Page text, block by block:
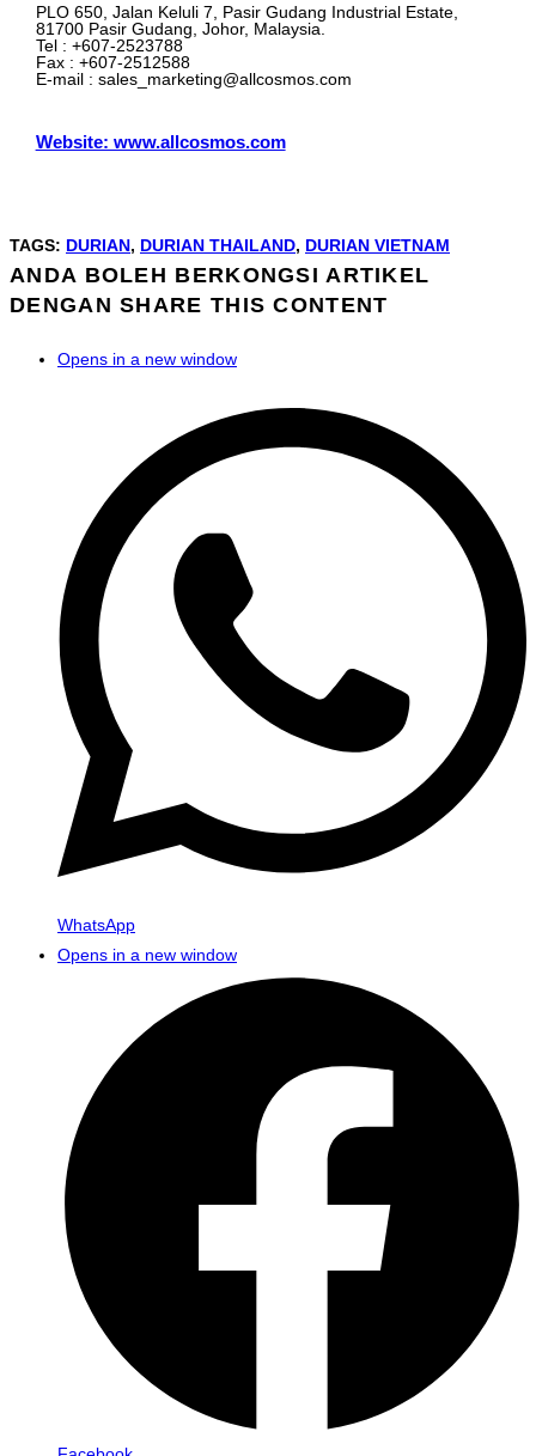
PLO 650, Jalan Keluli 7, Pasir Gudang Industrial Estate,
81700 Pasir Gudang, Johor, Malaysia.
Tel : +607-2523788
Fax : +607-2512588
E-mail : sales_marketing@allcosmos.com
Website: www.allcosmos.com
TAGS: DURIAN, DURIAN THAILAND, DURIAN VIETNAM
ANDA BOLEH BERKONGSI ARTIKEL
DENGAN SHARE THIS CONTENT
Opens in a new window
WhatsApp
Opens in a new window